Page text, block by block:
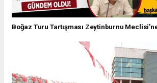
Boğaz Turu Tartışması Zeytinburnu Meclisi'ne